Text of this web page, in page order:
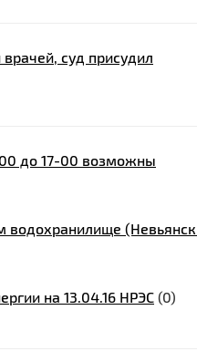
суд присудил
до 17-00 возможны
водохранилище
на 13.04.16 НРЭС (0)